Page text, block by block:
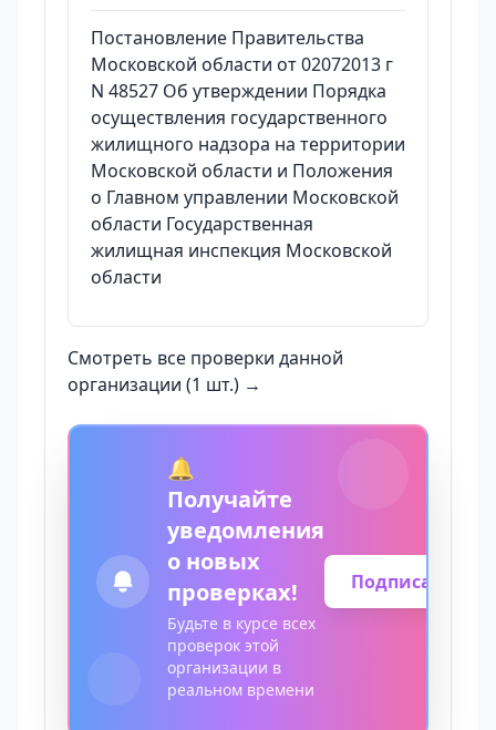
Постановление Правительства
Московской области от 02072013 г
N 48527 Об утверждении Порядка
осуществления государственного
жилищного надзора на территории
Московской области и Положения
о Главном управлении Московской
области Государственная
жилищная инспекция Московской
области
Смотреть все проверки данной
организации (1 шт.) →
🔔
Получайте
уведомления
о новых
проверках!
Будьте в курсе всех
проверок этой
организации в
реальном времени
Подписаться